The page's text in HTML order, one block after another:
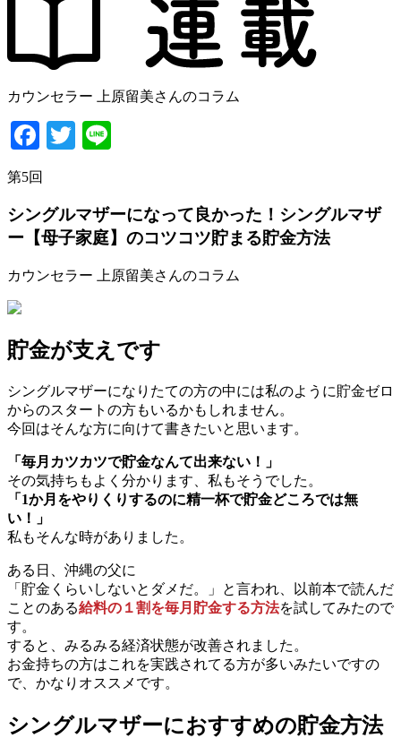
カウンセラー 上原留美さんのコラム
Facebook
Twitter
第5回
シングルマザーになって良かった！ シングルマザ
ー【母子家庭】のコツコツ貯まる貯金方法
カウンセラー 上原留美さんのコラム
貯金が支えです
シングルマザーになりたての方の中には私のように貯金ゼロ
からのスタートの方もいるかもしれません。
今回はそんな方に向けて書きたいと思います。
「毎月カツカツで貯金なんて出来ない！」
その気持ちもよく分かります、私もそうでした。
「1か月をやりくりするのに精一杯で貯金どころでは無
い！」
私もそんな時がありました。
ある日、沖縄の父に
「貯金くらいしないとダメだ。」と言われ、以前本で読んだ
ことのある給料の１割を毎月貯金する方法を試してみたので
す。
すると、みるみる経済状態が改善されました。
お金持ちの方はこれを実践されてる方が多いみたいですの
で、かなりオススメです。
シングルマザーにおすすめの貯金方法